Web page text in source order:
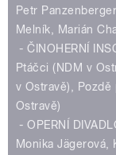
Petr
Melník, Marián
- ČINOHERNÍ
Ptáčci (NDM v
v Ostravě),
Ostravě)
- OPERNÍ
Monika Jägerová,